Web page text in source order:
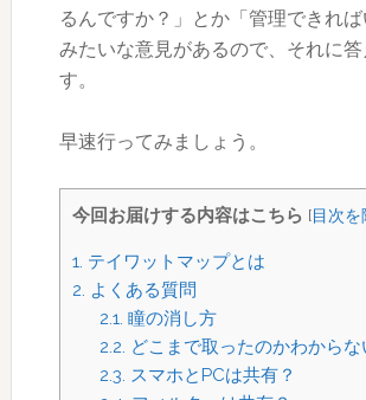
るんですか？」とか「管理できれば
みたいな意見があるので、それに答
す。
早速行ってみましょう。
今回お届けする内容はこちら [目次を
1. テイワットマップとは
2. よくある質問
2.1. 瞳の消し方
2.2. どこまで取ったのかわからな
2.3. スマホとPCは共有？